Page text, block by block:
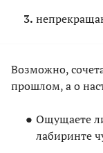
Возможно,
прошлом, а о
Ощущаете
лабиринте